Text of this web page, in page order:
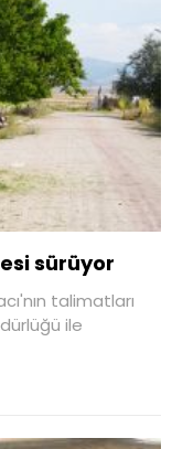
sürüyor
talimatları
ile